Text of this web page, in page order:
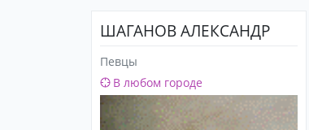
ШАГАНОВ АЛЕКСАНДР
Певцы
В любом городе